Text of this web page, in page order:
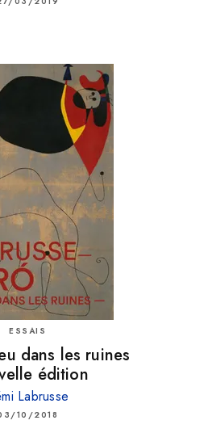
ESSAIS
dans les ruines
édition
Labrusse
10/2018